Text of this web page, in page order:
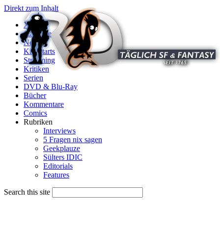
Direkt zum Inhalt
X
Startseite
News
Kinostarts
Streaming
Kritiken
Serien
DVD & Blu-Ray
Bücher
Kommentare
Comics
Rubriken
Interviews
5 Fragen nix sagen
Geekplauze
Sülters IDIC
Editorials
Features
Search this site